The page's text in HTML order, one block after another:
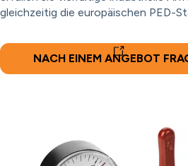
gleichzeitig die europäischen PED-
NACH EINEM ANGEBOT